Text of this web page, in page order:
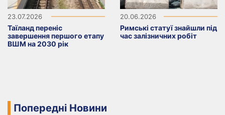
23.07.2026
Таїланд переніс
завершення першого етапу
ВШМ на 2030 рік
20.06.2026
Римські статуї знайшли під
час залізничних робіт
Попередні Новини